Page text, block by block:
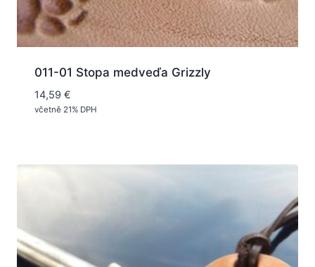
011-01 Stopa medveďa Grizzly
14,59 €
včetně 21% DPH